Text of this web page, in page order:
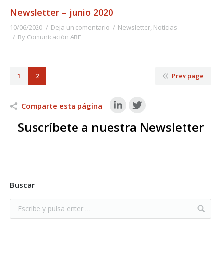
Newsletter – junio 2020
10/06/2020 Deja un comentario Newsletter, Noticias
By Comunicación ABE
1 2 Prev page
Comparte esta página
Suscríbete a nuestra Newsletter
Buscar